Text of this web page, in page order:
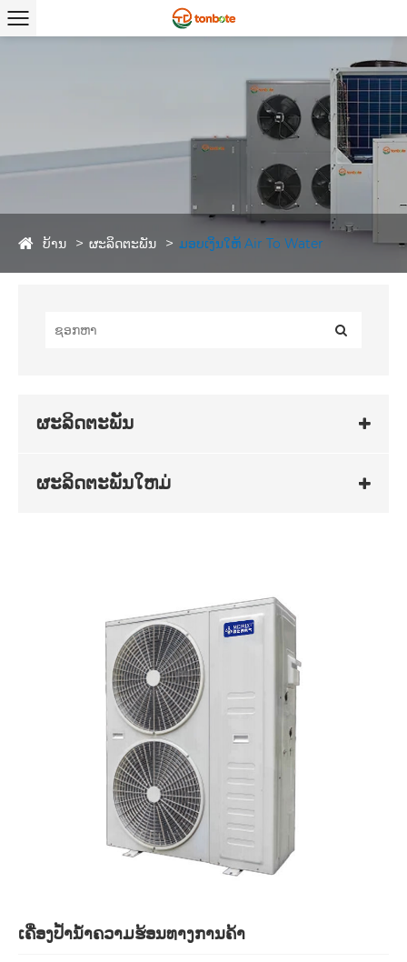
ບ້ານ ຜະລິດຕະພັນ ມອບເງິນໃຫ້ Air To Water
ຜະລິດຕະພັນ
ຜະລິດຕະພັນໃຫມ່
ເຄື່ອງປ້ຳນ້ຳຄວາມຮ້ອນທາງການຄ້າ